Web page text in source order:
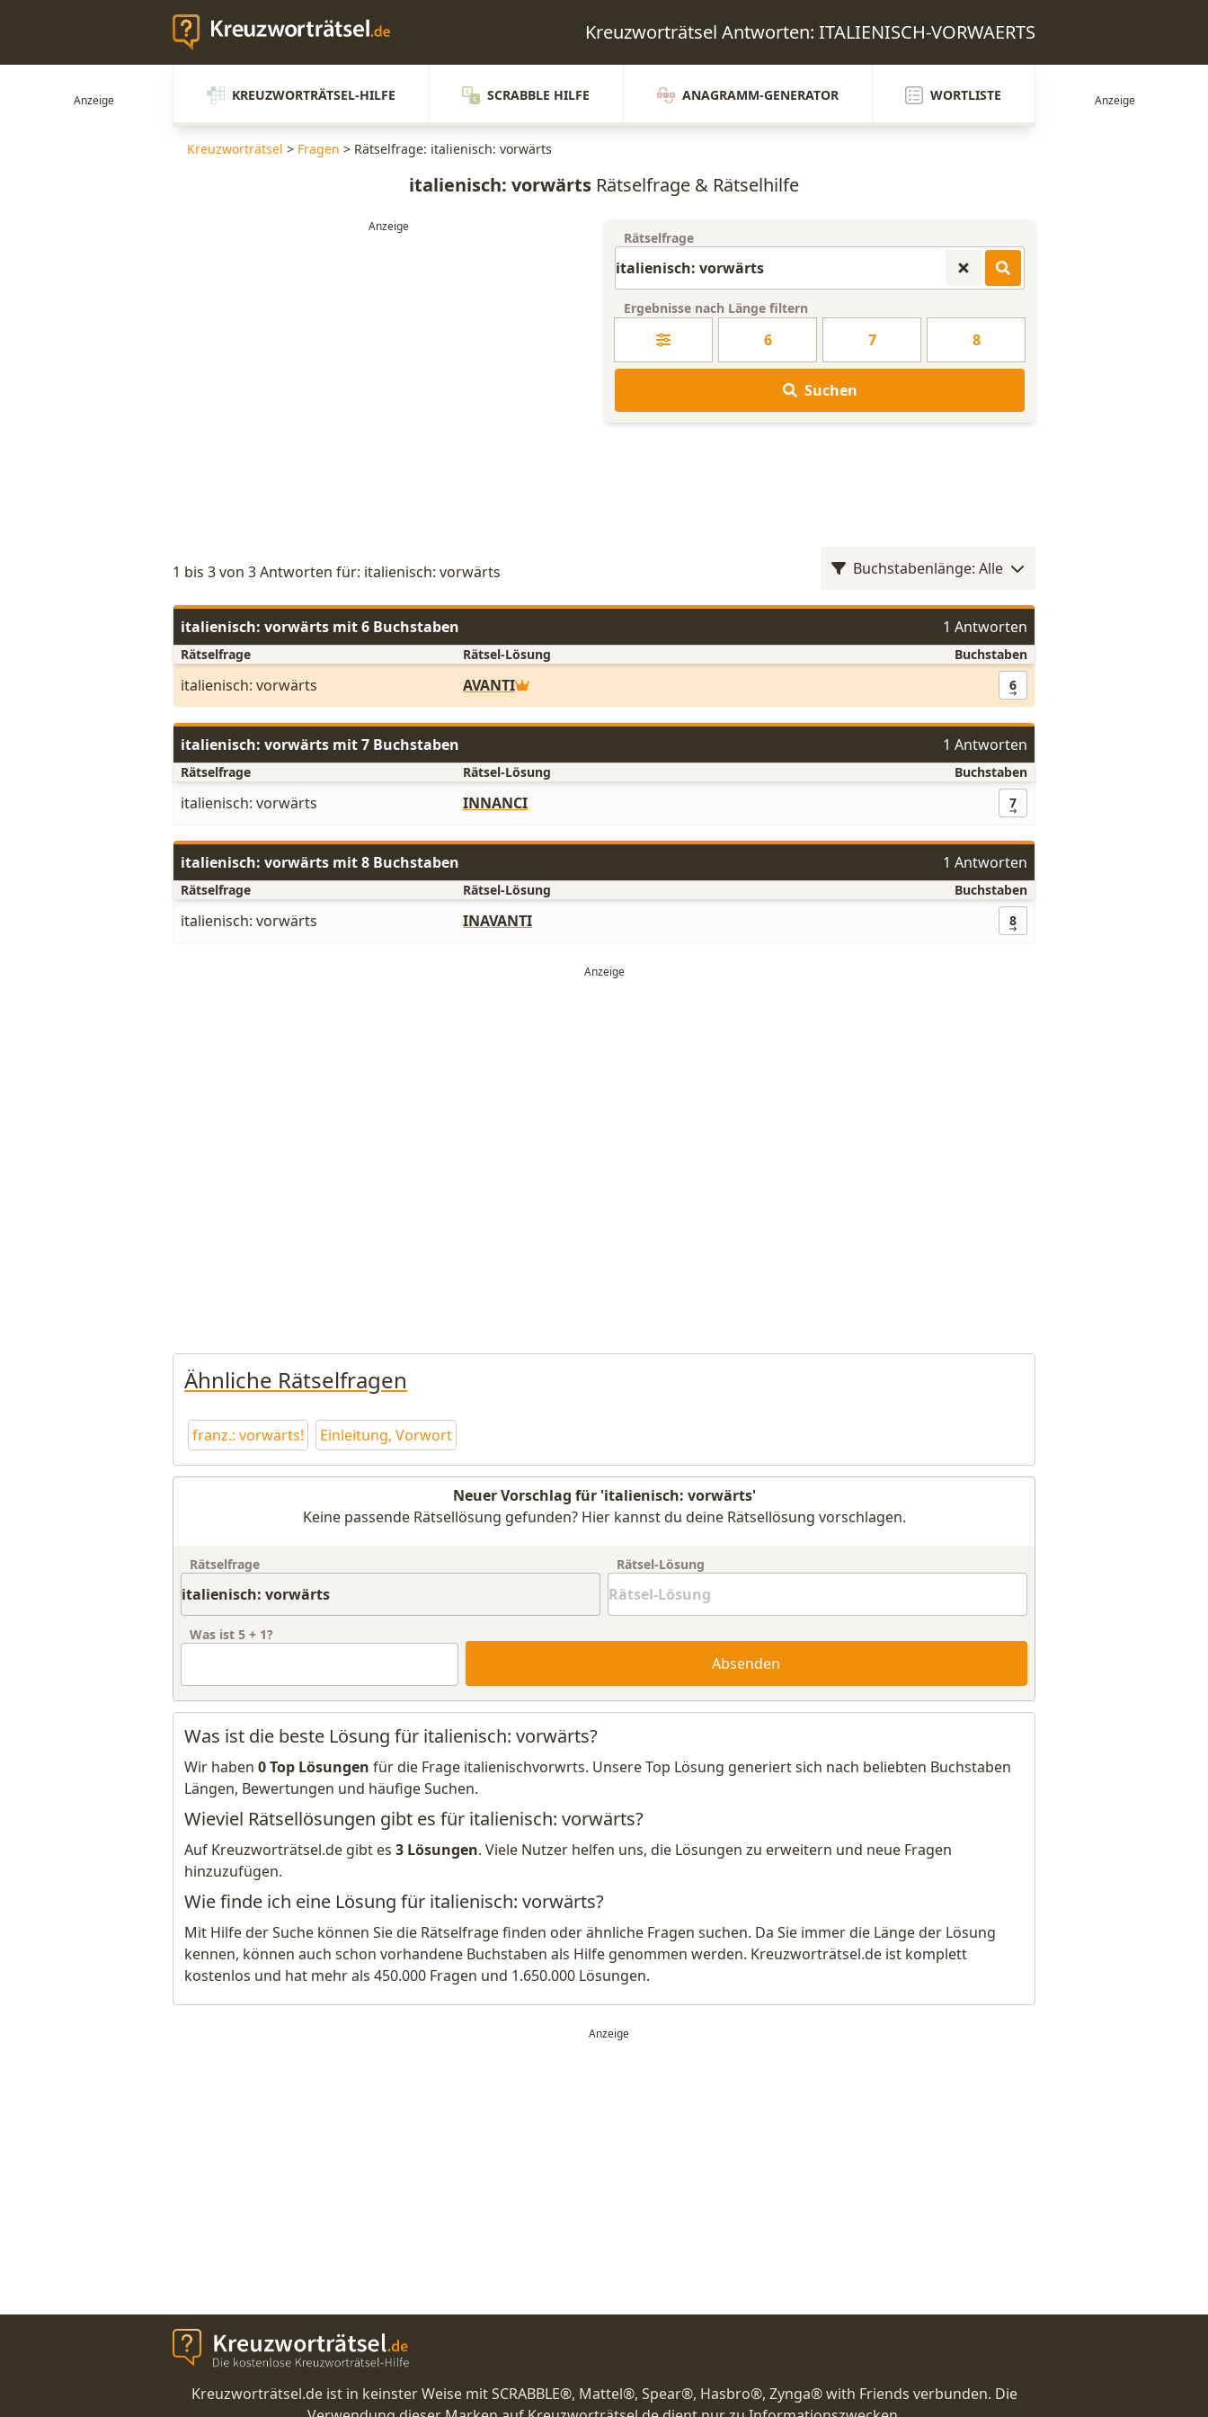
Kreuzworträtsel Antworten: ITALIENISCH-VORWAERTS
KREUZWORTRÄTSEL-HILFE SCRABBLE HILFE ANAGRAMM-GENERATOR WORTLISTE
Kreuzworträtsel > Fragen > Rätselfrage: italienisch: vorwärts
italienisch: vorwärts Rätselfrage & Rätselhilfe
Rätselfrage
Ergebnisse nach Länge filtern
6 7 8
Suchen
1 bis 3 von 3 Antworten für: italienisch: vorwärts Buchstabenlänge: Alle
italienisch: vorwärts mit 6 Buchstaben 1 Antworten
Rätselfrage Rätsel-Lösung Buchstaben
italienisch: vorwärts AVANTI 6
italienisch: vorwärts mit 7 Buchstaben 1 Antworten
Rätselfrage Rätsel-Lösung Buchstaben
italienisch: vorwärts INNANCI 7
italienisch: vorwärts mit 8 Buchstaben 1 Antworten
Rätselfrage Rätsel-Lösung Buchstaben
italienisch: vorwärts INAVANTI 8
Ähnliche Rätselfragen
franz.: vorwärts! Einleitung, Vorwort
Neuer Vorschlag für 'italienisch: vorwärts'
Keine passende Rätsellösung gefunden? Hier kannst du deine Rätsellösung vorschlagen.
Rätselfrage Rätsel-Lösung
Was ist 5 + 1?
Absenden
Was ist die beste Lösung für italienisch: vorwärts?
Wir haben 0 Top Lösungen für die Frage italienischvorwrts. Unsere Top Lösung generiert sich nach beliebten Buchstaben
Längen, Bewertungen und häufige Suchen.
Wieviel Rätsellösungen gibt es für italienisch: vorwärts?
Auf Kreuzworträtsel.de gibt es 3 Lösungen. Viele Nutzer helfen uns, die Lösungen zu erweitern und neue Fragen
hinzuzufügen.
Wie finde ich eine Lösung für italienisch: vorwärts?
Mit Hilfe der Suche können Sie die Rätselfrage finden oder ähnliche Fragen suchen. Da Sie immer die Länge der Lösung
kennen, können auch schon vorhandene Buchstaben als Hilfe genommen werden. Kreuzworträtsel.de ist komplett
kostenlos und hat mehr als 450.000 Fragen und 1.650.000 Lösungen.
Kreuzworträtsel.de ist in keinster Weise mit SCRABBLE®, Mattel®, Spear®, Hasbro®, Zynga® with Friends verbunden. Die